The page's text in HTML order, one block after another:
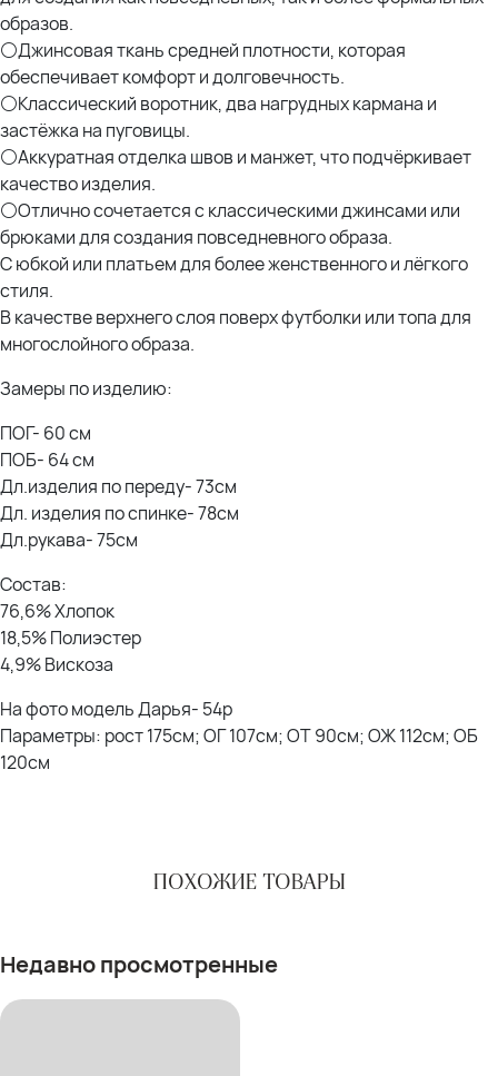
образов.
⚪Джинсовая ткань средней плотности, которая
обеспечивает комфорт и долговечность.
⚪Классический воротник, два нагрудных кармана и
застёжка на пуговицы.
⚪Аккуратная отделка швов и манжет, что подчёркивает
качество изделия.
⚪Отлично сочетается с классическими джинсами или
брюками для создания повседневного образа.
С юбкой или платьем для более женственного и лёгкого
стиля.
В качестве верхнего слоя поверх футболки или топа для
многослойного образа.
Замеры по изделию:
ПОГ- 60 см
ПОБ- 64 см
Дл.изделия по переду- 73см
Дл. изделия по спинке- 78см
Дл.рукава- 75см
Состав:
76,6% Хлопок
18,5% Полиэстер
4,9% Вискоза
На фото модель Дарья- 54р
Параметры: рост 175см; ОГ 107см; ОТ 90см; ОЖ 112см; ОБ
120см
ПОХОЖИЕ ТОВАРЫ
Недавно просмотренные